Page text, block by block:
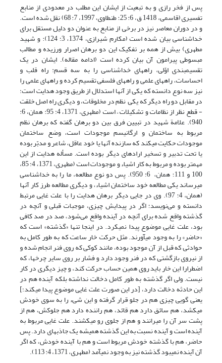
پس از فخر رازی و به تبعیت از ایشان این مطلب در معدودی از منابع
تفسیری (قاسمی، 1418 ق، 6: 25؛ طنطاوی، 1997، 7: 68) نقل شده است.
و در دوران معاصر نیز در برخی از منابع به عنوان دو دلیل مستقل برای
خداشناسی بیان شده است (مکارم شیرازی، 1374، ‏3: 124)؛ و شهید
مطهری) بیش از همه بر تفکیک این دو برهان اصرار ورزیده و مطالب
مبسوطی پیرامون آن بیان کرده است (ادامه مقاله). ایشان در یک
تقسیم‏بندى اوّلى، راههاى خداشناسى را به سه قسم: راه قلب و
احساسات، راههاى علمى و راههاى فلسفى تقسیم کرده و راههاى علمى را
نیز سه نوع دانسته که یکی از آنها استدلال از طریق وجود هدایت است؛
در مقابل دو راه دیگر که یکی نظم در مخلوقات، و دیگری راه اصل خلقت
- قطع نظر از نظامات و تشکیلات – است (مطهری، 1371، ‏4: 95؛ همان، 6:
940). علامة شهید در تبیین فرق بین دو برهان گفته که برهان نظم
مربوط به ساختمان و ارگانیسم موجودات است، وضع ساختمان
موجودات حکایت مى‏کند که سازنده آنها یا خود عاقل، شاعر و مدبّر بوده
یا تحت تدبیر و تسخیر اراده‏اى دیگر بوده است. مسأله هدایت از این
مهمتر بوده و مربوط به کار اشیاء و موجودات است (مطهری، 1371، ‏4: 85،
100 و 111؛ همان، 6: 950). پس دو نوع مطالعه، ما را به خداشناسى
مى‏رساند یکى مطالعه خود ساختمان اشیاء، و دیگری مطالعه طرز کار آنها
(همان، 4: 97). وی در جایی دیگر برهان هدایت را با علت غایی مرتبط
دانسته و می‌نویسد: اگر در پیدایش چیزى، موجبات قبلى و آنچه در
گذشته واقع شده براى آنچه در آینده واقع می‌شود، صد در صد کافى
بود، علت غایى موضوع پیدا نمى‏کرد. در اینجا تنها «گذشته» است که
«حاضر» را به وجود مى‏آورند. مثل حرکت خار ساعت که به طور کامل به
حوادثى که قبل از آن موجود بوده، مانند کوکی که روی فنر انجام شده و
از نیروى بازگشتى که در فنر وجود دارد و فشار بر روى سایر چرخها، که
اضطرارا این خار باید روى همین حساب حرکت کند، و چیز دیگرى در کار
نیست. ولى اگر گذشته به طور کامل دخالت نداشته بلکه آینده هم در
این حادثه دخالت دارد، [در این صورت علت غایى موضوع پیدا مى‏کند؛]
یعنى گویى چیزى هم در جلو قرار گرفته و این شى‏ء را به سوى خودش
مى‏کشد، هم سائق دارد هم قائد، هم راننده دارد هم جلوکش، هم از
پشت سر آن را مى‏رانند و هم از جلوى رو مى‏کشند. علت غایى مربوط به
آینده است و آینده نسبت به این گذشته همیشه یک جاذبه‏اى دارد. پس
حاضر، هم با گذشته خودش مربوط است و هم با آینده خودش، که اگر
آن آینده نمى‏بود گذشته نیز به‏ وجود نمى‏آمد (مطهری، 1371، ‏4: 113).